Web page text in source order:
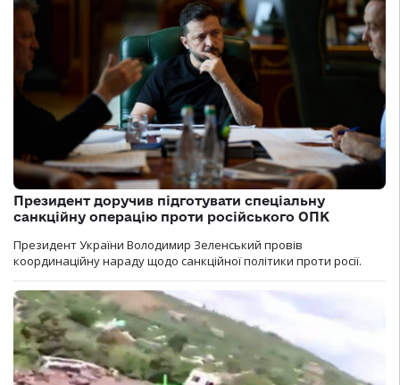
Президент доручив підготувати спеціальну
санкційну операцію проти російського ОПК
Президент України Володимир Зеленський провів
координаційну нараду щодо санкційної політики проти росії.